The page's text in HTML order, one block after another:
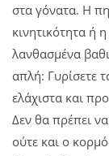
στα γόνατα. Η
κινητικότητα ή
λανθασμένα
απλή: Γυρίσετε
ελάχιστα και
Δεν θα πρέπει
ούτε και ο